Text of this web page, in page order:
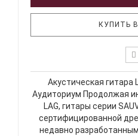
КУПИТЬ
Акустическая гитара
Аудиториум Продолжая
LAG, гитары серии
сертифицированной
недавно